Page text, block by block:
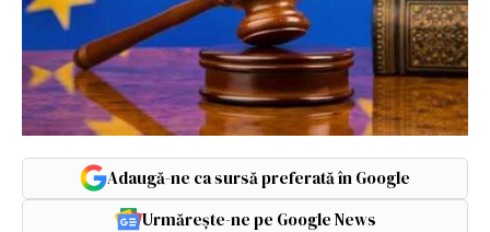
Adaugă-ne ca sursă preferată în Google
Urmărește-ne pe Google News